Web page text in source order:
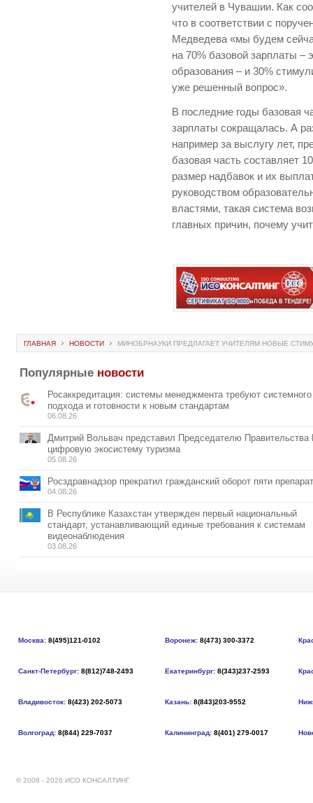
учителей в Чувашии. Как
что в соответствии с
Медведева «мы будем
на 70% базовой зарплаты –
образования – и 30%
уже решенный вопрос».
В последние годы базовая
зарплаты сокращалась. А
например за выслугу лет,
базовая часть составляет
размер надбавок и их
руководством
властями, такая система
главных причин, почему
ГЛАВНАЯ НОВОСТИ МИНОБРНАУКИ ПРЕДЛАГАЕТ УЧИТЕЛЯМ НОВЫЕ
Популярные новости
Росаккредитация: системы менеджмента требуют системного
подхода и готовности к новым стандартам
06.08.26
Дмитрий Вольвач представил Председателю
цифровую экосистему туризма
05.08.26
Росздравнадзор прекратил гражданский оборот пяти
04.08.26
В Республике Казахстан утвержден первый национальный
стандарт, устанавливающий единые требования к системам
видеонаблюдения
03.08.26
Москва: 8(495)121-0102 Воронеж: 8(473) 300-3372
Санкт-Петербург: 8(812)748-2493 Екатеринбург: 8(343)237-2593
Владивосток: 8(423) 202-5073 Казань: 8(843)203-9552
Волгоград: 8(844) 229-7037 Калининград: 8(401) 279-0017
© 2008 - 2026 ИСО КОНСАЛТИНГ